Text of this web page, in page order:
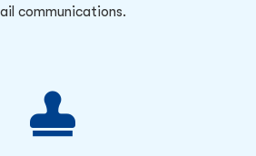
communications.